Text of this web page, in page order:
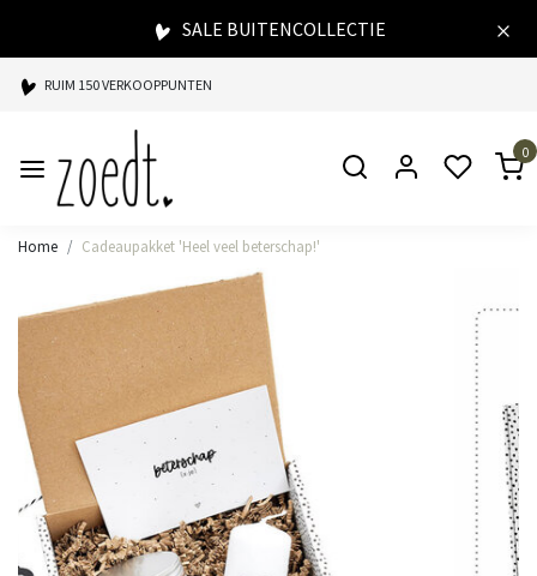
SALE BUITENCOLLECTIE
RUIM 150 VERKOOPPUNTEN
SPAARPUNTEN BIJ ELKE AANKOOP
SNELLE LEVERING
0
Home Cadeaupakket 'Heel veel beterschap!'